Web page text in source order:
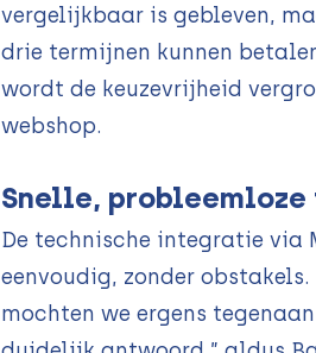
vergelijkbaar is gebleven,
drie termijnen kunnen
wordt de keuzevrijheid
webshop.
Snelle,
De technische integratie via
eenvoudig, zonder
mochten we ergens